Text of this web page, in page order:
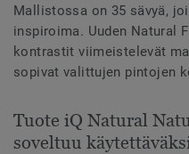
Mallistossa on 35 sävyä,
inspiroima. Uuden Natural
kontrastit viimeistelevät
sopivat valittujen pintojen
Tuote iQ Natural
soveltuu